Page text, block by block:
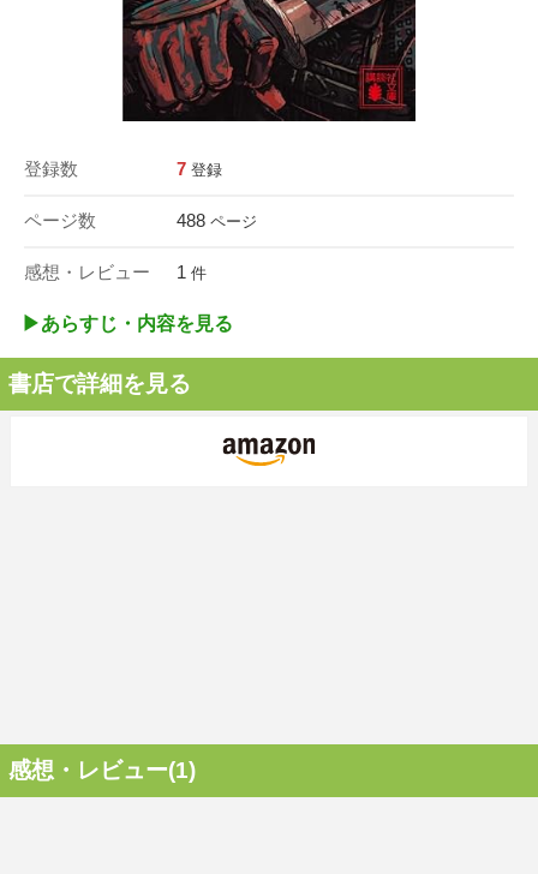
登録数 7 登録
ページ数 488 ページ
感想・レビュー 1 件
▶︎あらすじ・内容を見る
書店で詳細を見る
感想・レビュー(1)